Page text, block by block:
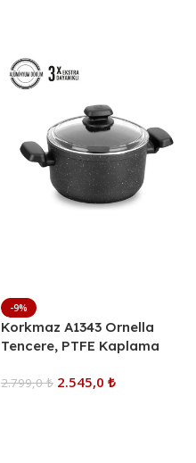
-9%
Korkmaz A1343 Ornella
Tencere, PTFE Kaplama
2.799,0₺ 2.545,0 ₺